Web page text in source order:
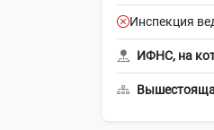
Инспекция
ИФНС, на